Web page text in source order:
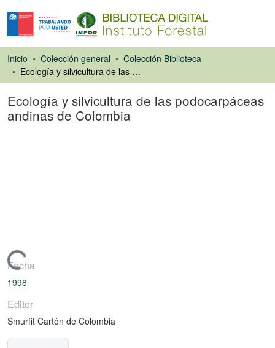
Inicio Colección general
Colección Biblioteca
Ecología y silvicultura de las podocarpáceas andinas de Colombia
Ecología y silvicultura de las podocarpáceas
andinas de Colombia
Cargando...
Fecha
1998
Editor
Smurfit Cartón de Colombia